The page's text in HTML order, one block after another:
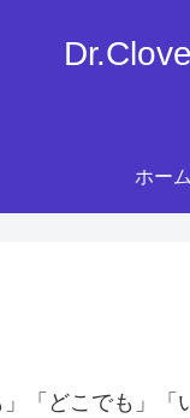
ホーム
「どこでも」